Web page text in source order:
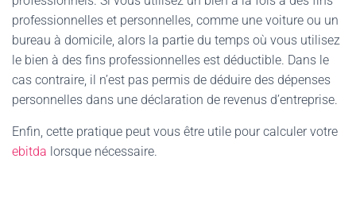
professionnelles et personnelles, comme une voiture ou un
bureau à domicile, alors la partie du temps où vous utilisez
le bien à des fins professionnelles est déductible. Dans le
cas contraire, il n’est pas permis de déduire des dépenses
personnelles dans une déclaration de revenus d’entreprise.
Enfin, cette pratique peut vous être utile pour calculer votre
ebitda lorsque nécessaire.